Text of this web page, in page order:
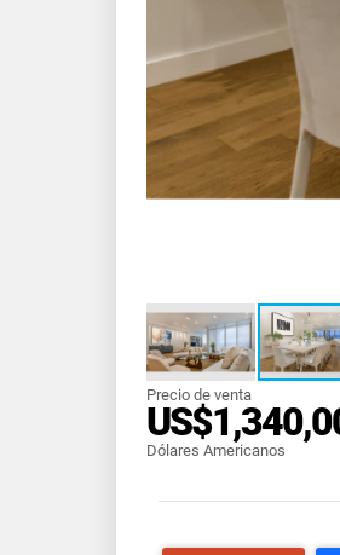
Precio de venta
Dólares Americanos